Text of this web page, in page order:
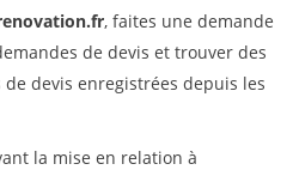
, faites une demande
de devis et trouver des
devis enregistrées depuis les
la mise en relation à